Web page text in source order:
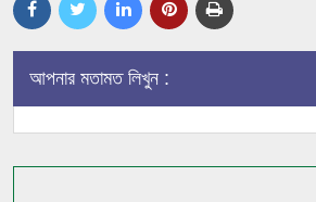
আপনার মতামত লিখুন :